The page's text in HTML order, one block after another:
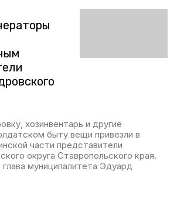
хозинвентарь и другие
быту вещи привезли в
части представители
округа Ставропольского края.
муниципалитета Эдуард